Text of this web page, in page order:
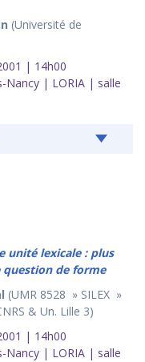
(Université de
| 14h00
Nancy | LORIA | salle
unité lexicale : plus
question de forme
(UMR 8528 » SILEX »
& Un. Lille 3)
| 14h00
Nancy | LORIA | salle